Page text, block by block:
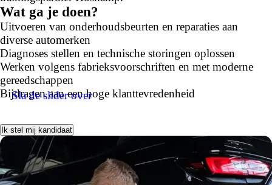
Wat ga je doen?
Uitvoeren van onderhoudsbeurten en reparaties aan
diverse automerken
Diagnoses stellen en technische storingen oplossen
Werken volgens fabrieksvoorschriften en met moderne
gereedschappen
Bijdragen aan een hoge klanttevredenheid
Ik stel mij kandidaat
Sla de slider over